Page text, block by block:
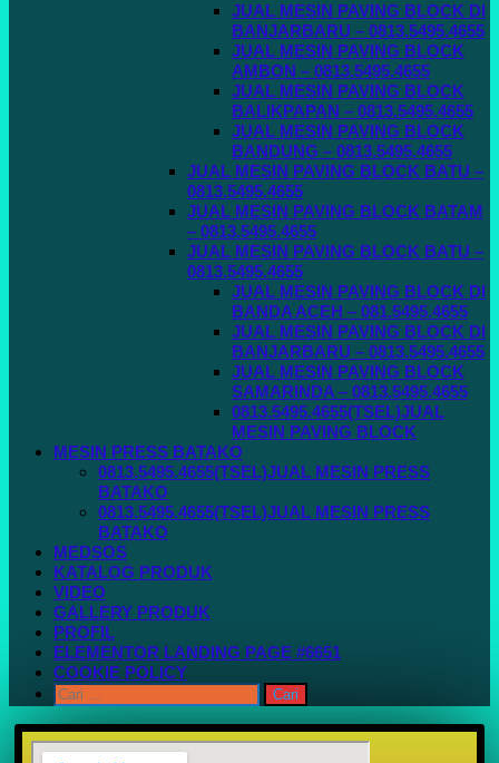
JUAL MESIN PAVING BLOCK DI
BANJARBARU – 0813.5495.4655
JUAL MESIN PAVING BLOCK
AMBON – 0813.5495.4655
JUAL MESIN PAVING BLOCK
BALIKPAPAN – 0813.5495.4655
JUAL MESIN PAVING BLOCK
BANDUNG – 0813.5495.4655
JUAL MESIN PAVING BLOCK BATU –
0813.5495.4655
JUAL MESIN PAVING BLOCK BATAM
– 0813.5495.4655
JUAL MESIN PAVING BLOCK BATU –
0813.5495.4655
JUAL MESIN PAVING BLOCK DI
BANDA ACEH – 081.5495.4655
JUAL MESIN PAVING BLOCK DI
BANJARBARU – 0813.5495.4655
JUAL MESIN PAVING BLOCK
SAMARINDA – 0813.5495.4655
0813.5495.4655(TSEL)JUAL
MESIN PAVING BLOCK
MESIN PRESS BATAKO
0813.5495.4655(TSEL)JUAL MESIN PRESS
BATAKO
0813.5495.4655(TSEL)JUAL MESIN PRESS
BATAKO
MEDSOS
KATALOG PRODUK
VIDEO
GALLERY PRODUK
PROFIL
ELEMENTOR LANDING PAGE #6651
COOKIE POLICY
Cari
untuk: